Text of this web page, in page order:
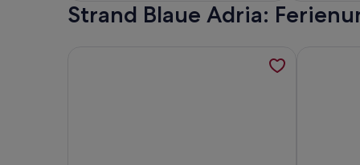
Strand Blaue Adria: